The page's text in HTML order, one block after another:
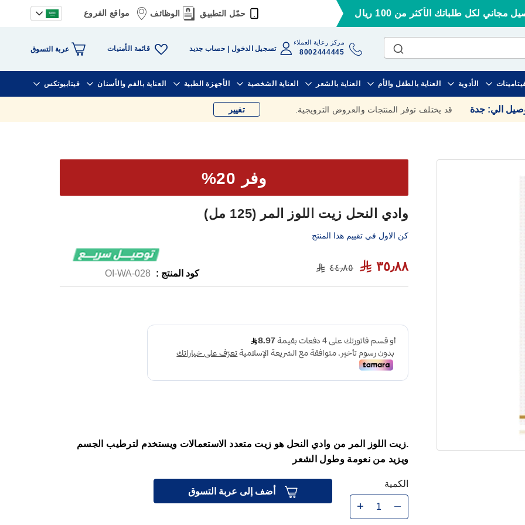
مجاني لكل طلباتك الأكثر من 100 ريال حمّل التطبيق الوظائف مواقع الفروع
مركز رعاية العملاء
8002444445 تسجيل الدخول حساب جديد قائمة الأمنيات عربة التسوق
الأدوية العناية بالطفل والأم العناية بالشعر العناية الشخصية الأجهزة الطبية العناية بالفم والأسنان فيتابيوتكس
الي: جدة قد يختلف توفر المنتجات والعروض الترويجية. تغيير
وفر 20%
وادي النحل زيت اللوز المر (125 مل)
كن الاول في تقييم هذا المنتج
٣٥٫٨٨ ٤٤٫٨٥
كود المنتج : OI-WA-028
.زيت اللوز المر من وادي النحل هو زيت متعدد الاستعمالات ويستخدم لترطيب الجسم
ويزيد من نعومة وطول الشعر
الكمية
أضف إلى عربة التسوق